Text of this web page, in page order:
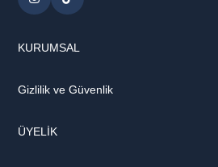
KURUMSAL
Gizlilik ve Güvenlik
ÜYELİK